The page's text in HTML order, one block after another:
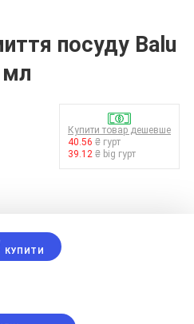
посуду Balu
мл
Купити товар дешевше
40.56 ₴ гурт
39.12 ₴ big гурт
КУПИТИ